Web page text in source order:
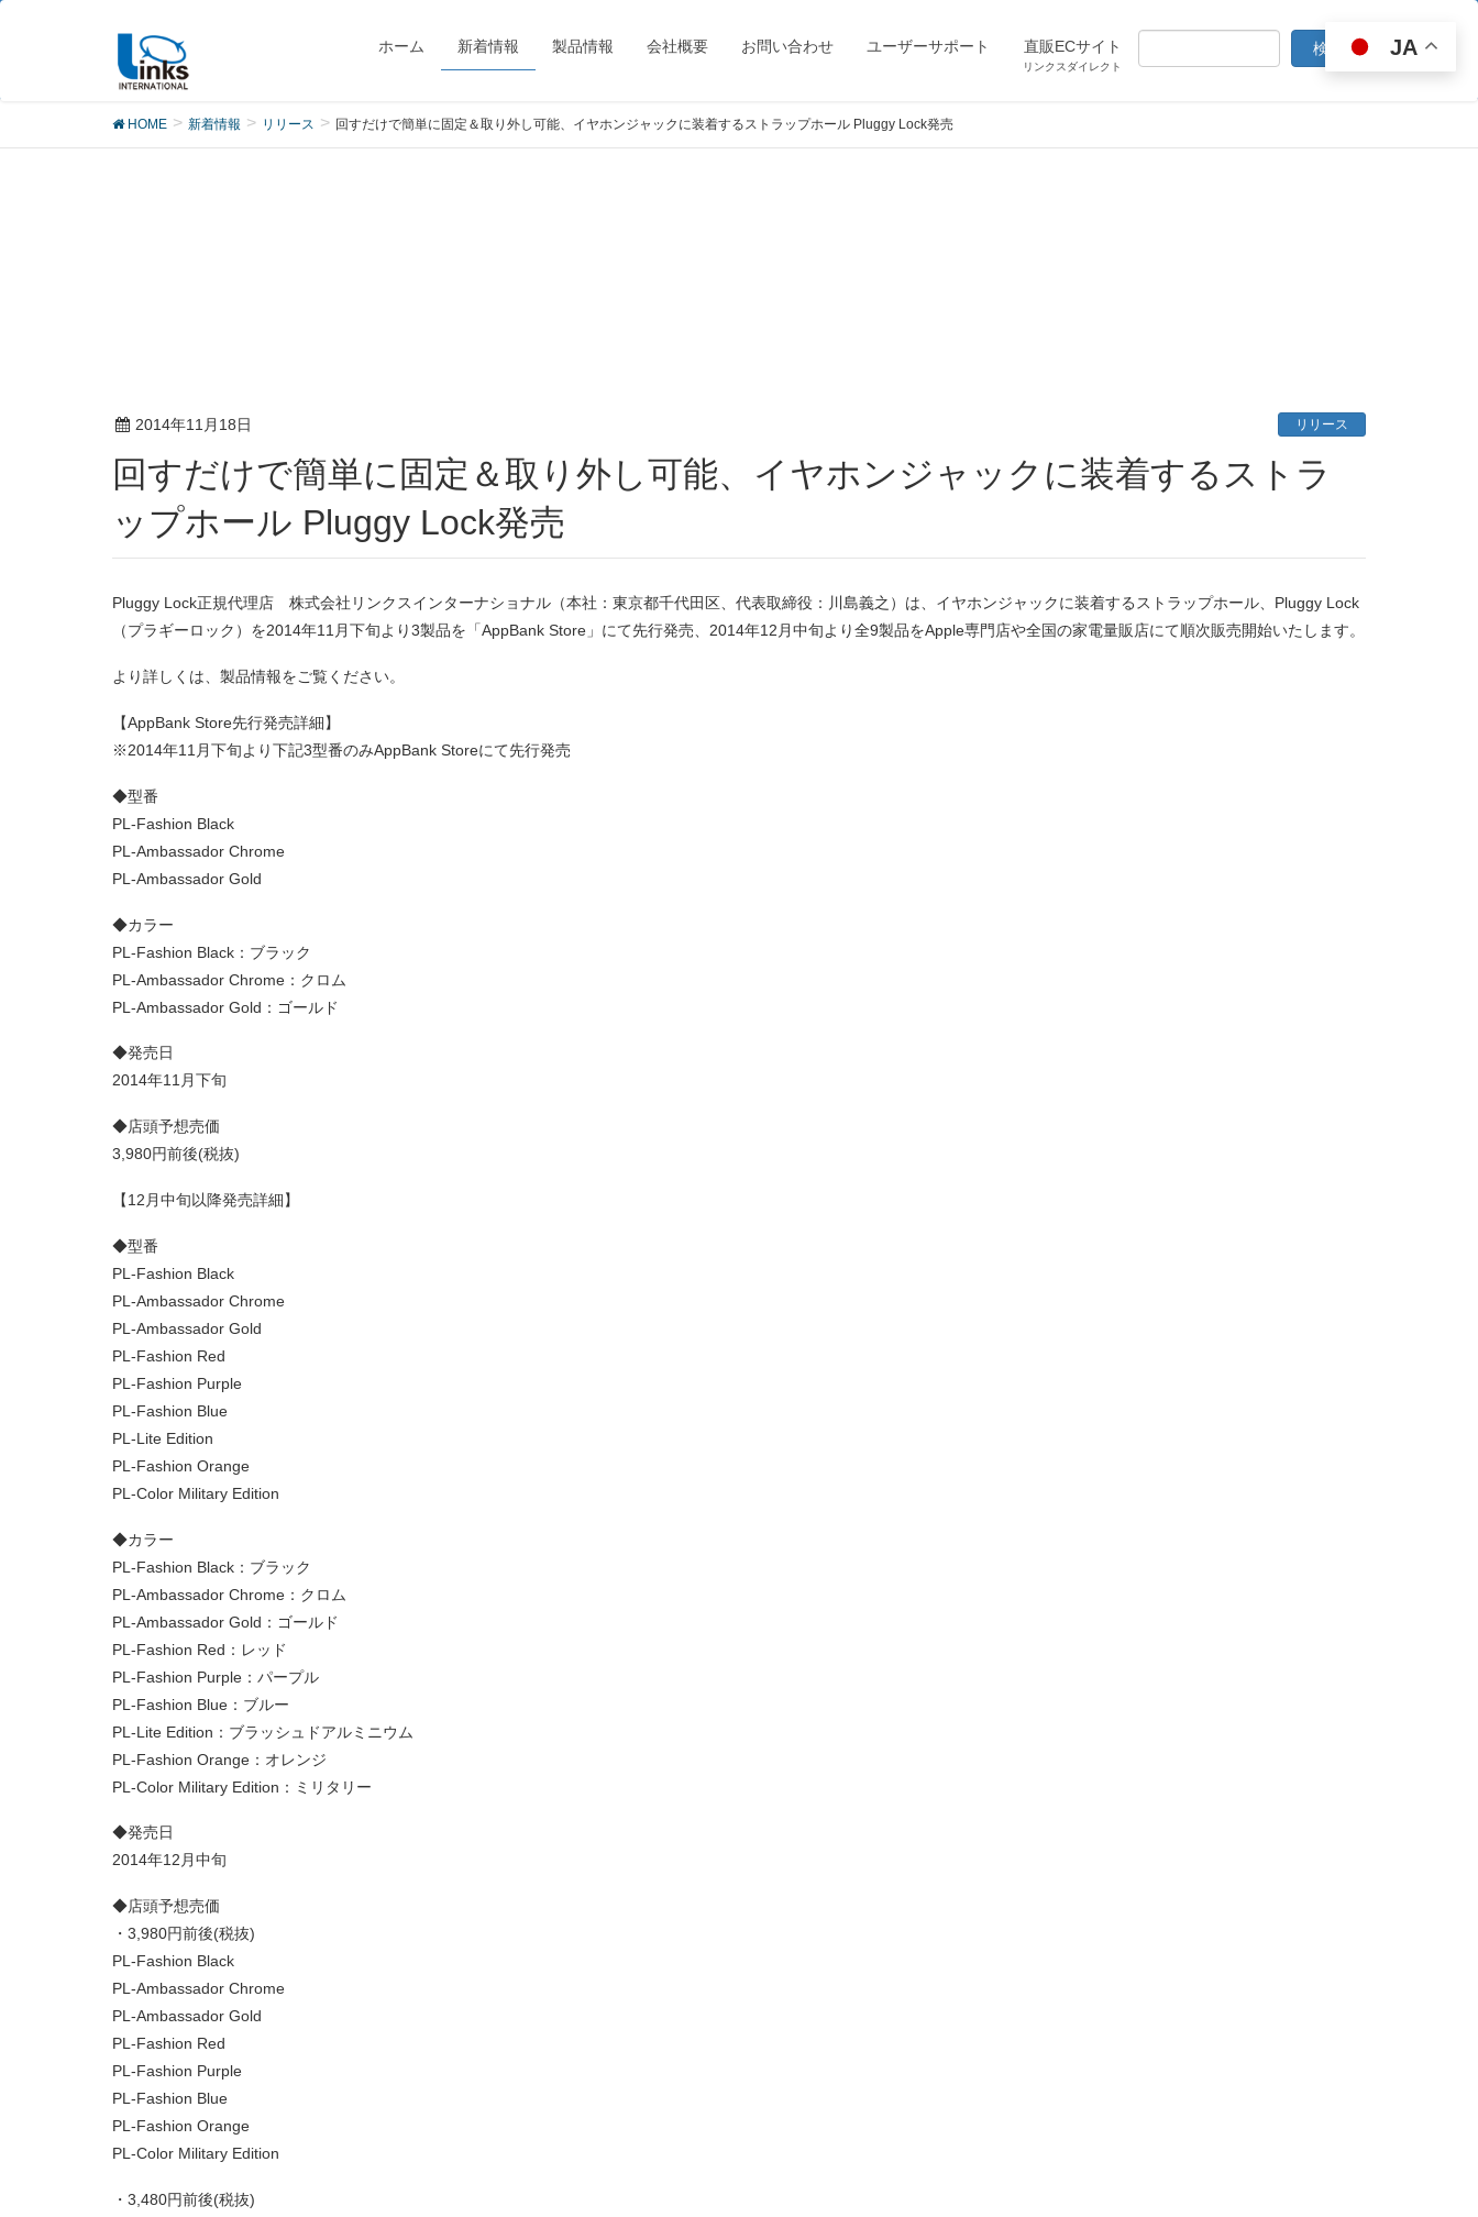
ホーム 新着情報 製品情報 会社概要 お問い合わせ ユーザーサポート 直販ECサイト
リンクスダイレクト
リリース
HOME 新着情報 リリース 回すだけで簡単に固定＆取り外し可能、イヤホンジャックに装着するストラップホール Pluggy Lock発売
2014年11月18日 リリース
回すだけで簡単に固定＆取り外し可能、イヤホンジャックに装着するストラ
ップホール Pluggy Lock発売
Pluggy Lock正規代理店 株式会社リンクスインターナショナル（本社：東京都千代田区、代表取締役：川島義之）は、イヤホンジャックに装着するストラップホール、Pluggy Lock
（プラギーロック）を2014年11月下旬より3製品を「AppBank Store」にて先行発売、2014年12月中旬より全9製品をApple専門店や全国の家電量販店にて順次販売開始いたします。
より詳しくは、製品情報をご覧ください。
【AppBank Store先行発売詳細】
※2014年11月下旬より下記3型番のみAppBank Storeにて先行発売
◆型番
PL-Fashion Black
PL-Ambassador Chrome
PL-Ambassador Gold
◆カラー
PL-Fashion Black：ブラック
PL-Ambassador Chrome：クロム
PL-Ambassador Gold：ゴールド
◆発売日
2014年11月下旬
◆店頭予想売価
3,980円前後(税抜)
【12月中旬以降発売詳細】
◆型番
PL-Fashion Black
PL-Ambassador Chrome
PL-Ambassador Gold
PL-Fashion Red
PL-Fashion Purple
PL-Fashion Blue
PL-Lite Edition
PL-Fashion Orange
PL-Color Military Edition
◆カラー
PL-Fashion Black：ブラック
PL-Ambassador Chrome：クロム
PL-Ambassador Gold：ゴールド
PL-Fashion Red：レッド
PL-Fashion Purple：パープル
PL-Fashion Blue：ブルー
PL-Lite Edition：ブラッシュドアルミニウム
PL-Fashion Orange：オレンジ
PL-Color Military Edition：ミリタリー
◆発売日
2014年12月中旬
◆店頭予想売価
・3,980円前後(税抜)
PL-Fashion Black
PL-Ambassador Chrome
PL-Ambassador Gold
PL-Fashion Red
PL-Fashion Purple
PL-Fashion Blue
PL-Fashion Orange
PL-Color Military Edition
・3,480円前後(税抜)
JA